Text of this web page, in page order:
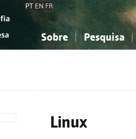
PT EN FR
Sobre Pesquisa
Linux